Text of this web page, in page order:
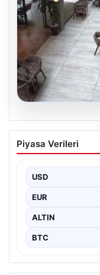
Garson
Çalışma
Amasya'da
gündeme…
Piyasa Verileri
USD
EUR
ALTIN
BTC